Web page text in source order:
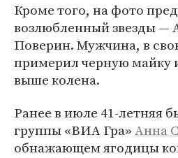
Кроме того, на фото
возлюбленный звезды —
Поверин. Мужчина, в
примерил черную майку
выше колена.
Ранее в июле 41-летняя
группы «ВИА Гра»Анна
обнажающем ягодицы